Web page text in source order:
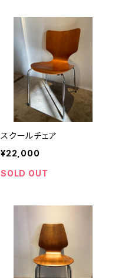
スクールチェア
¥22,000
SOLD OUT